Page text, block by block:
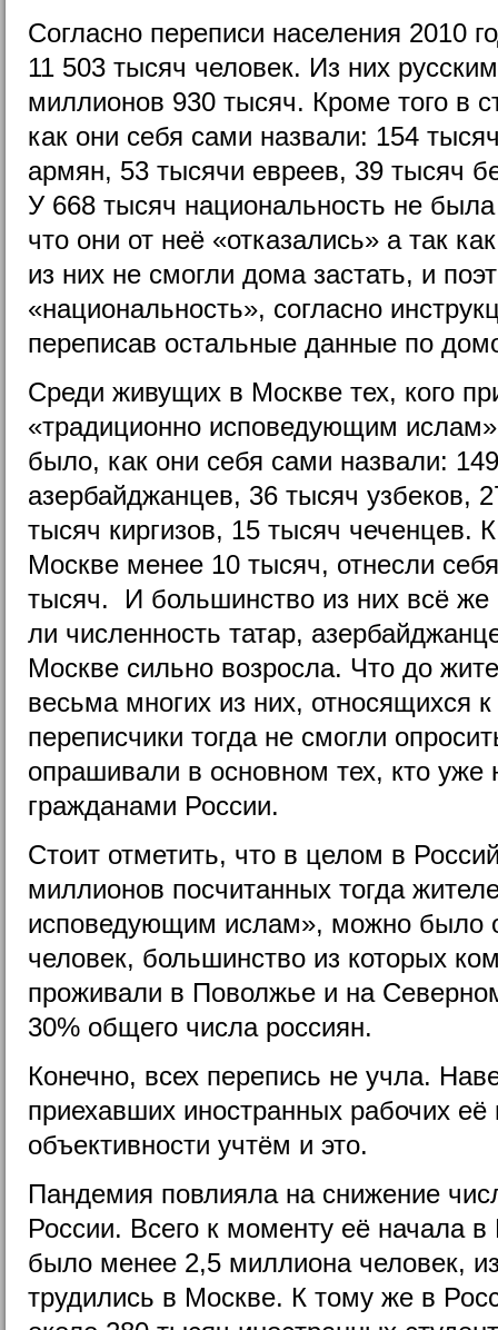
Согласно переписи населения 2010
11 503 тысяч человек. Из них
миллионов 930 тысяч. Кроме того в
как они себя сами назвали: 154
армян, 53 тысячи евреев, 39 тысяч
У 668 тысяч национальность не
что они от неё «отказались» а так
из них не смогли дома застать, и
«национальность», согласно
переписав остальные данные по
Среди живущих в Москве тех, кого
«традиционно исповедующим
было, как они себя сами назвали:
азербайджанцев, 36 тысяч узбеков,
тысяч киргизов, 15 тысяч чеченцев.
Москве менее 10 тысяч, отнесли
тысяч. И большинство из них всё
ли численность татар,
Москве сильно возросла. Что до
весьма многих из них, относящихся
переписчики тогда не смогли
опрашивали в основном тех, кто уже
гражданами России.
Стоит отметить, что в целом в
миллионов посчитанных тогда
исповедующим ислам», можно было
человек, большинство из которых
проживали в Поволжье и на
30% общего числа россиян.
Конечно, всех перепись не учла.
приехавших иностранных рабочих
объективности учтём и это.
Пандемия повлияла на снижение
России. Всего к моменту её начала
было менее 2,5 миллиона человек,
трудились в Москве. К тому же в